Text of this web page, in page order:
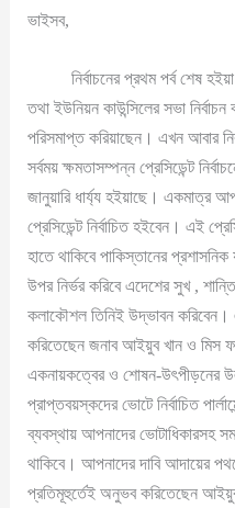
ভাইসব,
নির্বাচনের প্রথম পর্ব শেষ হইয়া
তথা ইউনিয়ন কাউন্সিলের সভা
পরিসমাপ্ত করিয়াছেন। এখন আবার
সর্বময় ক্ষমতাসম্পন্ন প্রেসিডেন্ট
জানুয়ারি ধার্য্য হইয়াছে। একমাত্র
প্রেসিডেন্ট নির্বাচিত হইবেন। এই
হাতে থাকিবে পাকিস্তানের প্রশাসনিক
উপর নির্ভর করিবে এদেশের সুখ ,
কলাকৌশল তিনিই উদ্ভাবন করিবেন।
করিতেছেন জনাব আইয়ুব খান ও মিস
একনায়কত্বের ও শোষন-উৎপীড়নের
প্রাপ্তবয়স্কদের ভোটে নির্বাচিত
ব্যবস্থায় আপনাদের ভোটাধিকারসহ
থাকিবে। আপনাদের দাবি আদায়ের
প্রতিমূহুর্তেই অনুভব করিতেছেন